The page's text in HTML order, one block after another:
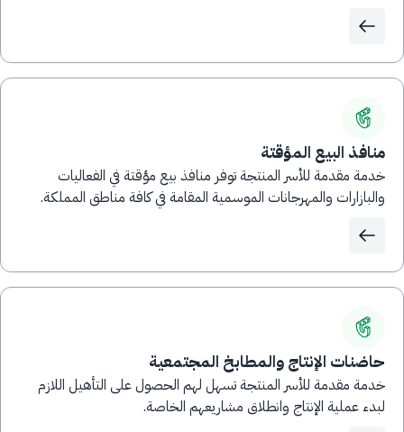
منافذ البيع المؤقتة
خدمة مقدمة للأسر المنتجة توفر منافذ بيع مؤقتة في الفعاليات
والبازارات والمهرجانات الموسمية المقامة في كافة مناطق المملكة.
حاضنات الإنتاج والمطابخ المجتمعية
خدمة مقدمة للأسر المنتجة تسهل لهم الحصول على التأهيل اللازم
لبدء عملية الإنتاج وانطلاق مشاريعهم الخاصة.